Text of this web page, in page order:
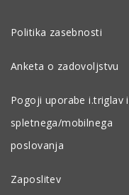
Politika zasebnosti
Anketa o zadovoljstvu
Pogoji uporabe i.triglav
spletnega/mobilnega
poslovanja
Zaposlitev